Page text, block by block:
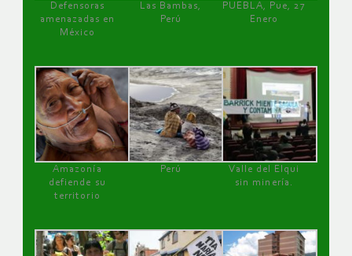
Defensoras
amenazadas en
México
Las Bambas,
Perú
PUEBLA, Pue, 27
Enero
Amazonía
defiende su
territorio
Perú
Valle del Elqui
sin minería.